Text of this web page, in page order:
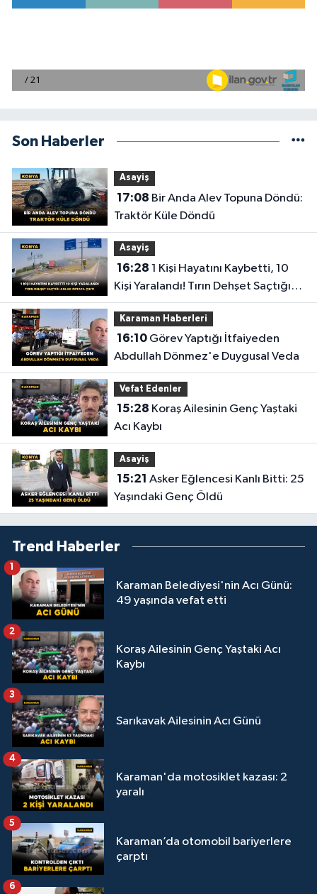
Son Haberler
Asayiş
17:08
Traktör Küle Döndü
Asayiş
16:28
Kişi Yaralandı! Tırın Dehşet Saçtığı
Anlar Ortaya Çıktı
Karaman Haberleri
16:10Görev Yaptığı İtfaiyeden
Abdullah Dönmez'e Duygusal Veda
Vefat Edenler
15:28
Acı Kaybı
Asayiş
15:21
Yaşındaki Genç Öldü
Trend Haberler
Karaman Belediyesi'nin Acı Günü:
49 yaşında vefat etti
1
Koraş Ailesinin Genç Yaştaki Acı
Kaybı
2
Sarıkavak Ailesinin Acı Günü
3
Karaman'da motosiklet kazası: 2
yaralı
4
Karaman’da otomobil bariyerlere
çarptı
5
6